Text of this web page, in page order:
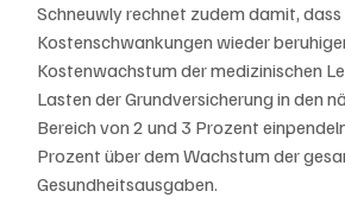
Schneuwly rechnet zudem damit, dass
Kostenschwankungen wieder
Kostenwachstum der medizinischen
Lasten der Grundversicherung in den
Bereich von 2 und 3 Prozent
Prozent über dem Wachstum der
Gesundheitsausgaben.